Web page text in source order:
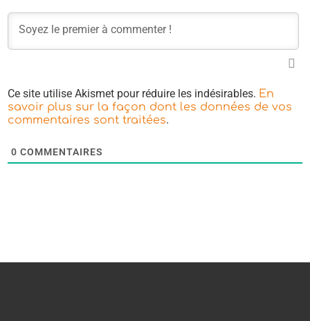
Ce site utilise Akismet pour réduire les indésirables. En
savoir plus sur la façon dont les données de vos
commentaires sont traitées.
0 COMMENTAIRES